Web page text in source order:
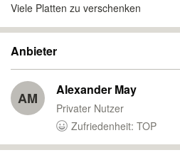
Viele Platten zu verschenken
Anbieter
AM Alexander May
Privater Nutzer
Zufriedenheit: TOP